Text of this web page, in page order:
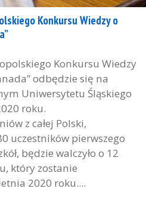
Konkursu Wiedzy o
Konkursu Wiedzy
odbędzie się na
Uniwersytetu Śląskiego
roku.
z całej Polski,
uczestników pierwszego
będzie walczyło o 12
który zostanie
2020 roku....